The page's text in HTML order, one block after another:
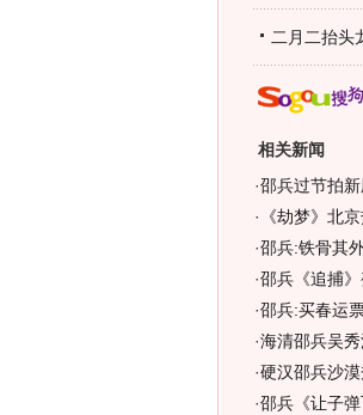
二月二抬头
相关新闻
·邵兵过节拍
· 《劫梦》北
·邵兵:铁骨其
·邵兵《追捕
·邵兵:买春运
·海清邵兵吴
·硬汉邵兵沙
·邵兵《让子